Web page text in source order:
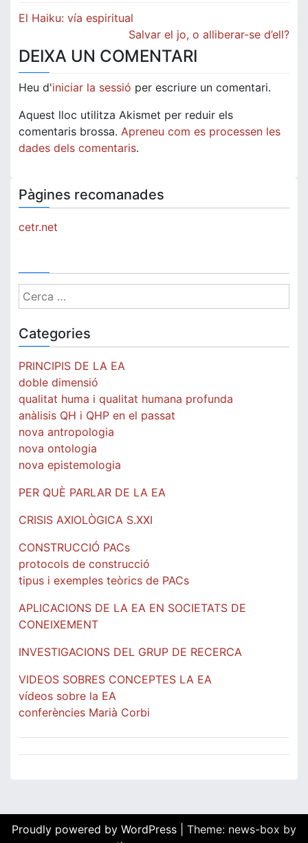
Navegació
d'entrades
El Haiku: vía espiritual
Salvar el jo, o alliberar-se d’ell?
DEIXA UN COMENTARI
Heu d'iniciar la sessió per escriure un comentari.
Aquest lloc utilitza Akismet per reduir els
comentaris brossa. Apreneu com es processen les
dades dels comentaris.
Pàgines recomanades
cetr.net
Cerca:
Categories
PRINCIPIS DE LA EA
doble dimensió
qualitat huma i qualitat humana profunda
anàlisis QH i QHP en el passat
nova antropologia
nova ontologia
nova epistemologia
PER QUÈ PARLAR DE LA EA
CRISIS AXIOLÒGICA S.XXI
CONSTRUCCIÓ PACs
protocols de construcció
tipus i exemples teòrics de PACs
APLICACIONS DE LA EA EN SOCIETATS DE
CONEIXEMENT
INVESTIGACIONS DEL GRUP DE RECERCA
VIDEOS SOBRES CONCEPTES LA EA
vídeos sobre la EA
conferències Marià Corbi
Proudly powered by WordPress
Theme: news-box by